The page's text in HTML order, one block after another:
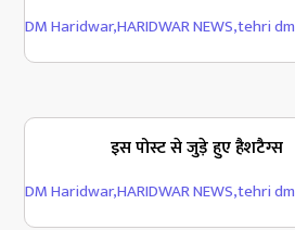
DM Haridwar,HARIDWAR NEWS,tehri dm
इस पोस्ट से जुड़े हुए हैशटैग्स
DM Haridwar,HARIDWAR NEWS,tehri dm